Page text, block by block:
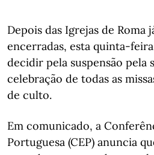
Depois das Igrejas de Roma
encerradas, esta quinta-
decidir pela suspensão pela
celebração de todas as
de culto.
Em comunicado, a
Portuguesa (CEP) anuncia